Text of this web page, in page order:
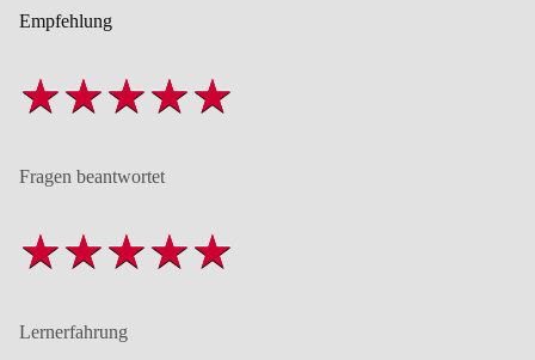
Empfehlung
Fragen beantwortet
Lernerfahrung